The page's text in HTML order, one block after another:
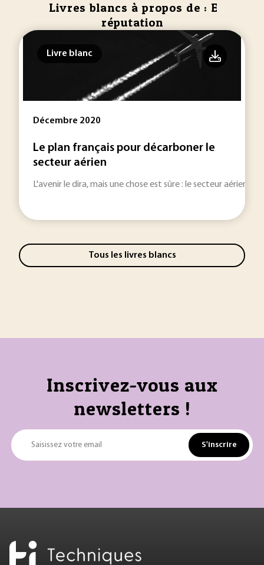
Livres blancs à propos de : E
réputation
Livre blanc
Décembre 2020
Le plan français pour décarboner le
secteur aérien
L'avenir le dira, mais une chose est sûre : le secteur aérien
Tous les livres blancs
Inscrivez-vous aux
newsletters !
Saisissez votre email S'inscrire